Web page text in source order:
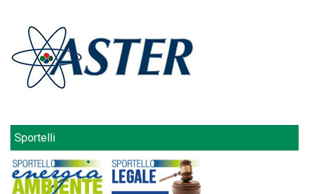
Sportelli